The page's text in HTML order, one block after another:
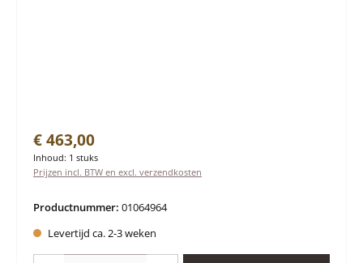
Normale prijs:
€ 463,00
Inhoud: 1 stuks
Prijzen incl. BTW en excl. verzendkosten
Productnummer: 01064964
Levertijd ca. 2-3 weken